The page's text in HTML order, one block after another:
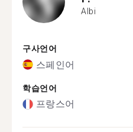
Albi
구사언어
스페인어
학습언어
프랑스어